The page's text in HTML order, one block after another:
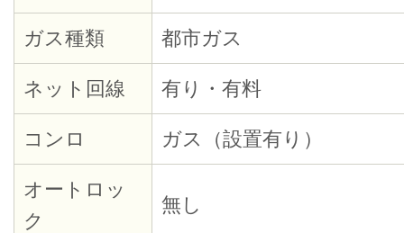
ガス種類 都市ガス
ネット回線 有り・有料
コンロ ガス（設置有り）
オートロッ
ク
無し